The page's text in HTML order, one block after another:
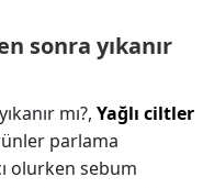
sonra yıkanır
mı?, Yağlı ciltler
parlama
olurken sebum